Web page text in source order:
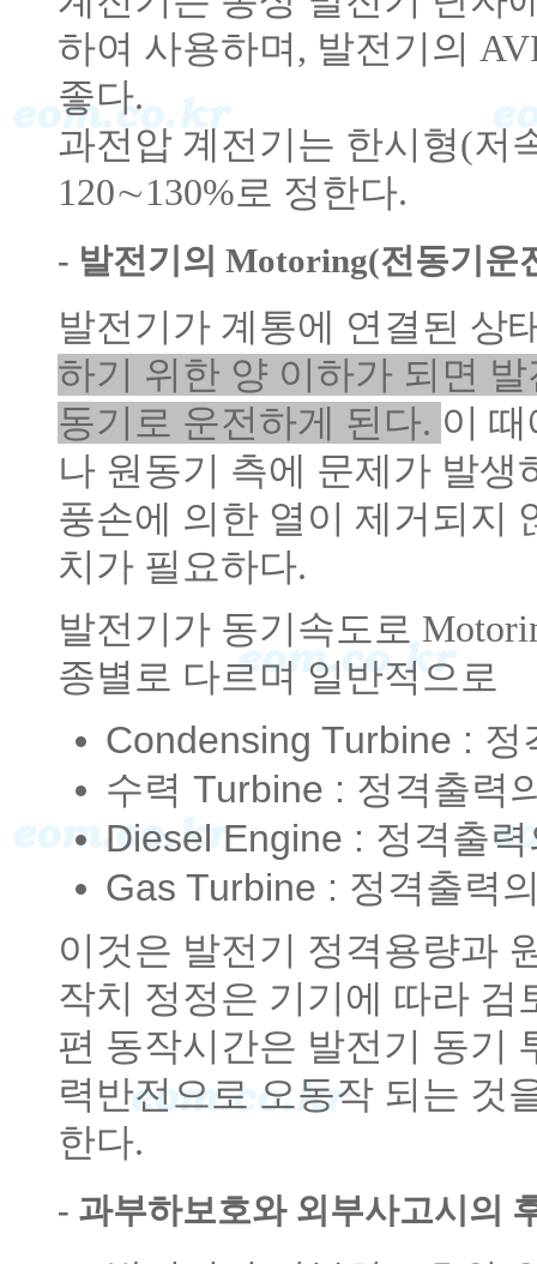
하여 사용하며, 발전기의
좋다.
과전압 계전기는 한시형(저
120∼130%로 정한다.
- 발전기의 Motoring(전동기운
발전기가 계통에 연결된 상
하기 위한 양 이하가 되면
동기로 운전하게 된다. 이
나 원동기 측에 문제가 발
풍손에 의한 열이 제거되지
치가 필요하다.
발전기가 동기속도로
종별로 다르며 일반적으로
Condensing Turbine : 정
수력 Turbine : 정격출력
Diesel Engine : 정격출
Gas Turbine : 정격출력
이것은 발전기 정격용량과
작치 정정은 기기에 따라
편 동작시간은 발전기 동기
력반전으로 오동작 되는 것
한다.
- 과부하보호와 외부사고시의